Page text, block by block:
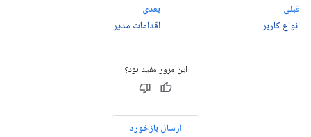
قبلی
انواع کاربر
بعدی
اقدامات مدیر
این مرور مفید بود؟
ارسال بازخورد